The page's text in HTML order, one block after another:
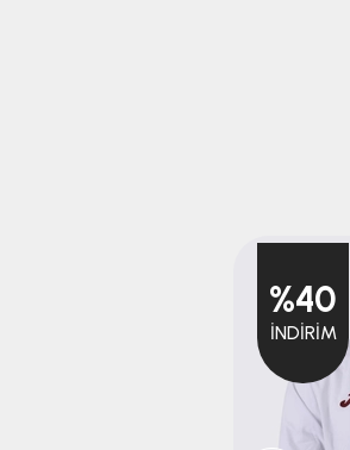
%40
İNDIRIM